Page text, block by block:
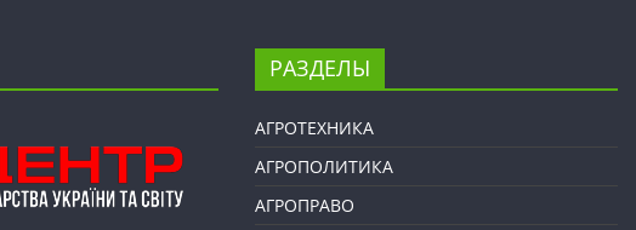
РАЗДЕЛЫ
АГРОТЕХНИКА
АГРОПОЛИТИКА
АГРОПРАВО